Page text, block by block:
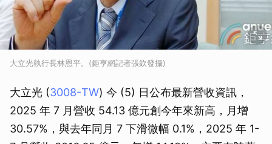
大立光執行長林恩平。(鉅亨網記者張欽發攝)
大立光 (3008-TW) 今 (5) 日公布最新營收資訊，
2025 年 7 月營收 54.13 億元創今年來新高，月增
30.57%，與去年同月 7 下滑微幅 0.1%，2025 年 1-